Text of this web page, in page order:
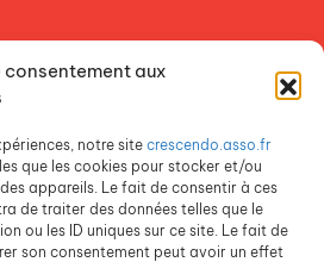
consentement aux
notre site crescendo.asso.fr
que les cookies pour stocker et/ou
appareils. Le fait de consentir à ces
de traiter des données telles que le
ou les ID uniques sur ce site. Le fait de
son consentement peut avoir un effet